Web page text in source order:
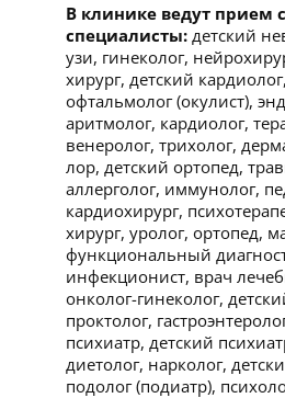
В клинике ведут прием
специалисты: детский
узи, гинеколог,
хирург, детский
офтальмолог (окулист),
аритмолог, кардиолог,
венеролог, трихолог,
лор, детский ортопед,
аллерголог, иммунолог,
кардиохирург,
хирург, уролог, ортопед,
функциональный
инфекционист, врач
онколог-гинеколог,
проктолог,
психиатр, детский
диетолог, нарколог,
подолог (подиатр),